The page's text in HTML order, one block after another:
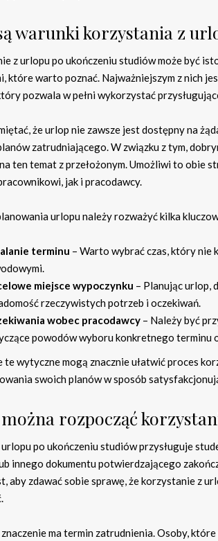
warunki korzystania z
z urlopu po ukończeniu studiów może być
które warto poznać. Najważniejszym z nich
pozwala w pełni wykorzystać
że urlop nie zawsze jest dostępny na
zatrudniającego. W związku z tym,
ten temat z przełożonym. Umożliwi to obie
jak i pracodawcy.
urlopu należy rozważyć kilka
terminu – Warto wybrać czas, który nie
miejsce wypoczynku – Planując urlop,
rzeczywistych potrzeb i oczekiwań.
wobec pracodawcy – Należy być
powodów wyboru konkretnego terminu
te wytyczne mogą znacznie ułatwić proces
swoich planów w sposób
rozpocząć
po ukończeniu studiów przysługuje
innego dokumentu potwierdzającego
aby zdawać sobie sprawę, że korzystanie z
ma termin zatrudnienia. Osoby,